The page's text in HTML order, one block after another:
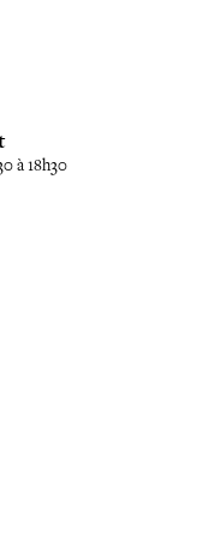
à 18h30